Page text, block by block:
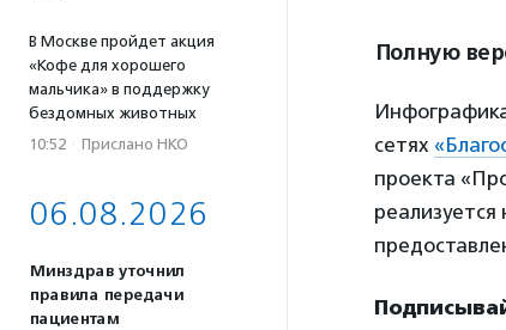
В Москве пройдет акция
«Кофе для хорошего
мальчика» в поддержку
бездомных животных
10:52 · Прислано НКО
06.08.2026
Минздрав уточнил
правила передачи
пациентам
Полную
сетях
проекта